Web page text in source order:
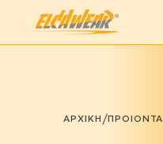
ΑΡΧΙΚΗ /ΠΡΟΙΟΝΤΑ